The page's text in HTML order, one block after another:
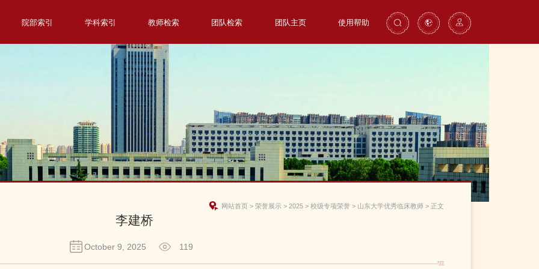
院部索引 学科索引 教师检索 团队检索 团队主页 使用帮助
网站首页 > 荣誉展示> 2025> 校级专项荣誉> 山东大学优秀临床教师 > 正文
李建桥
October 9, 2025 119